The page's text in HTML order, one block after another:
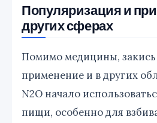
Популяризация и
других сферах
Помимо медицины, закись
применение и в других
N2O начало
пищи, особенно для